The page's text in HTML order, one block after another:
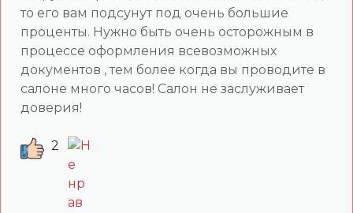
то его вам подсунут под очень большие
проценты. Нужно быть очень осторожным в
процессе оформления всевозможных
документов , тем более когда вы проводите в
салоне много часов! Салон не заслуживает
доверия!
2